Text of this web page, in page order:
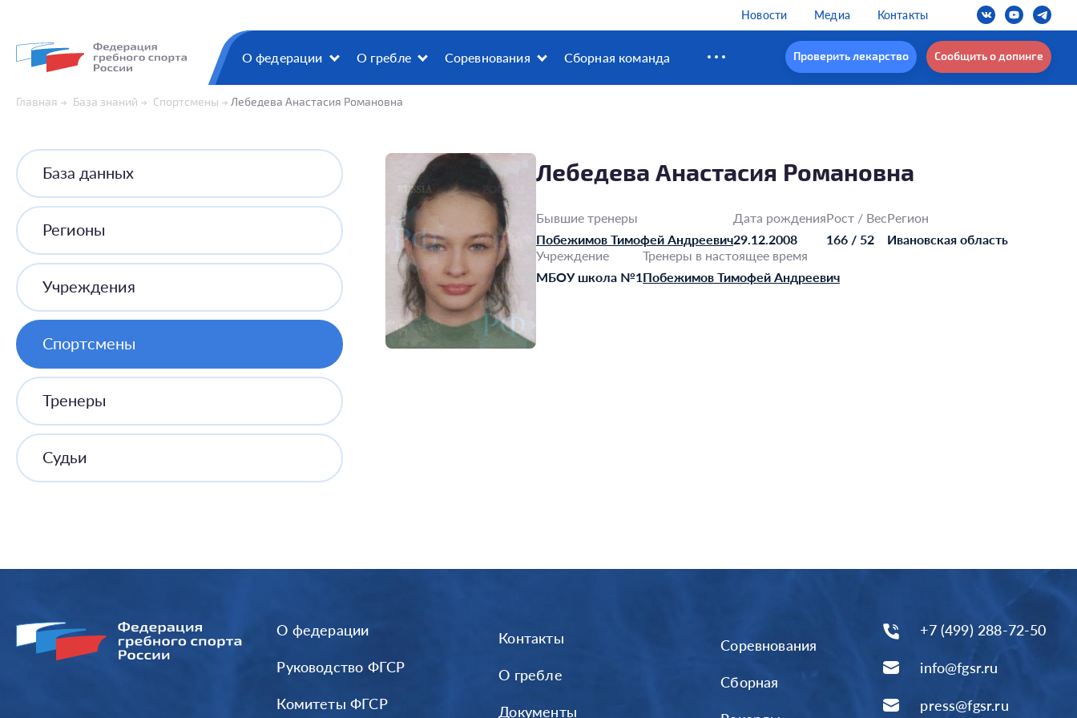
Новости Медиа Контакты
О федерации О гребле Соревнования Сборная команда Проверить лекарство Сообщить о допинге
Главная База знаний Спортсмены Лебедева Анастасия Романовна
База данных
Регионы
Учреждения
Спортсмены
Тренеры
Судьи
Лебедева Анастасия Романовна
Бывшие тренеры
Побежимов Тимофей Андреевич
Дата рождения
29.12.2008
Рост / Вес
166 / 52
Регион
Ивановская область
Учреждение
МБОУ школа №1
Тренеры в настоящее время
Побежимов Тимофей Андреевич
О федерации
Руководство ФГСР
Комитеты ФГСР
Контакты
О гребле
Документы
Соревнования
Сборная
+7 (499) 288-72-50
info@fgsr.ru
press@fgsr.ru